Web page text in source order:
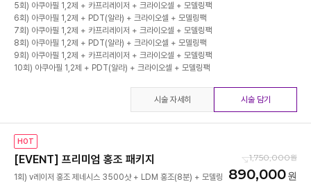
5회) 아쿠아필 1,2제 + 카프리레이저 + 크라이오셀 + 모델링팩
6회) 아쿠아필 1,2제 + PDT(알라) + 크라이오셀 + 모델링팩
7회) 아쿠아필 1,2제 + 카프리레이저 + 크라이오셀 + 모델링팩
8회) 아쿠아필 1,2제 + PDT(알라) + 크라이오셀 + 모델링팩
9회) 아쿠아필 1,2제 + 카프리레이저 + 크라이오셀 + 모델링팩
시술 자세히 시술 담기
HOT
[EVENT] 프리미엄 홍조 패키지
1회) v레이저 홍조 제네시스 3500샷 + LDM 홍조(8분) + 모델링
1,750,000
890,000